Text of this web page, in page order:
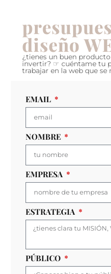
diseño
¿tienes un buen
invertir? ☞ cuéntame tu
trabajar en la web que se
EMAIL
NOMBRE
EMPRESA
ESTRATEGIA
PÚBLICO